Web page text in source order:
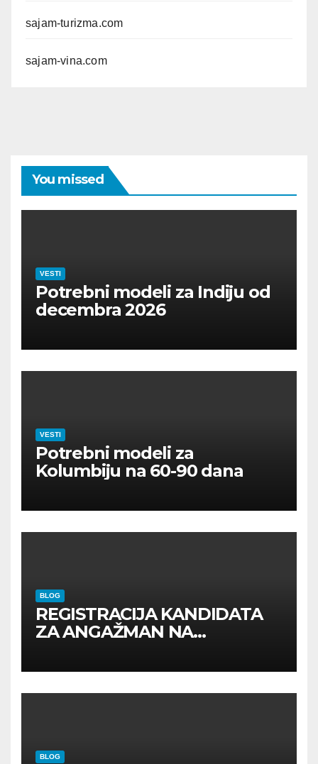
sajam-turizma.com
sajam-vina.com
You missed
VESTI
Potrebni modeli za Indiju od
decembra 2026
VESTI
Potrebni modeli za
Kolumbiju na 60-90 dana
BLOG
REGISTRACIJA KANDIDATA
ZA ANGAŽMAN NA
BLOG